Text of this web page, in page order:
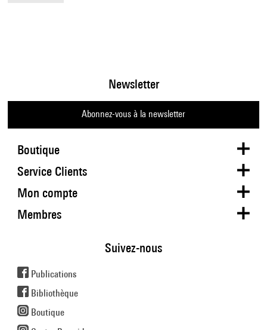
Boutique
Newsletter
Abonnez-vous à la newsletter
Service Clients
Mon compte
Membres
Suivez-nous
Publications
Bibliothèque
Boutique